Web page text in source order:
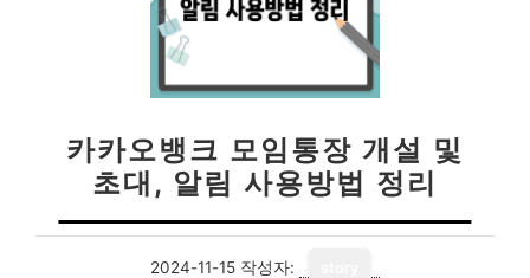
카카오뱅크 모임통장 개설 및
초대, 알림 사용방법 정리
2024-11-15 작성자: